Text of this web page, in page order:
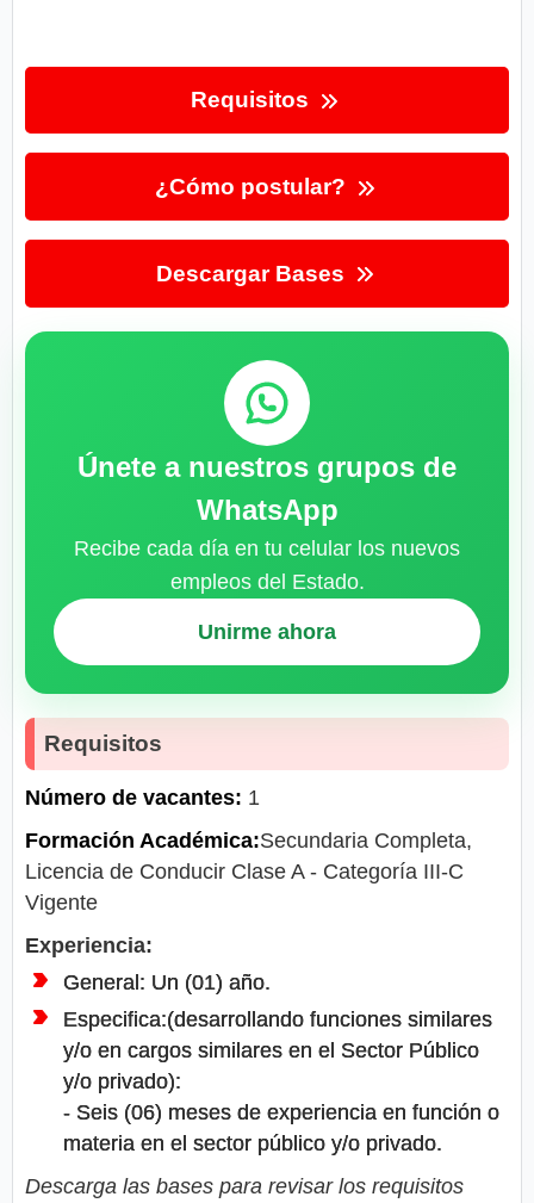
Requisitos
¿Cómo postular?
Descargar Bases
Únete a nuestros grupos de
WhatsApp
Recibe cada día en tu celular los nuevos
empleos del Estado.
Unirme ahora
Requisitos
Número de vacantes: 1
Formación Académica:Secundaria Completa,
Licencia de Conducir Clase A - Categoría III-C
Vigente
Experiencia:
General: Un (01) año.
Especifica:(desarrollando funciones similares
y/o en cargos similares en el Sector Público
y/o privado):
- Seis (06) meses de experiencia en función o
materia en el sector público y/o privado.
Descarga las bases para revisar los requisitos